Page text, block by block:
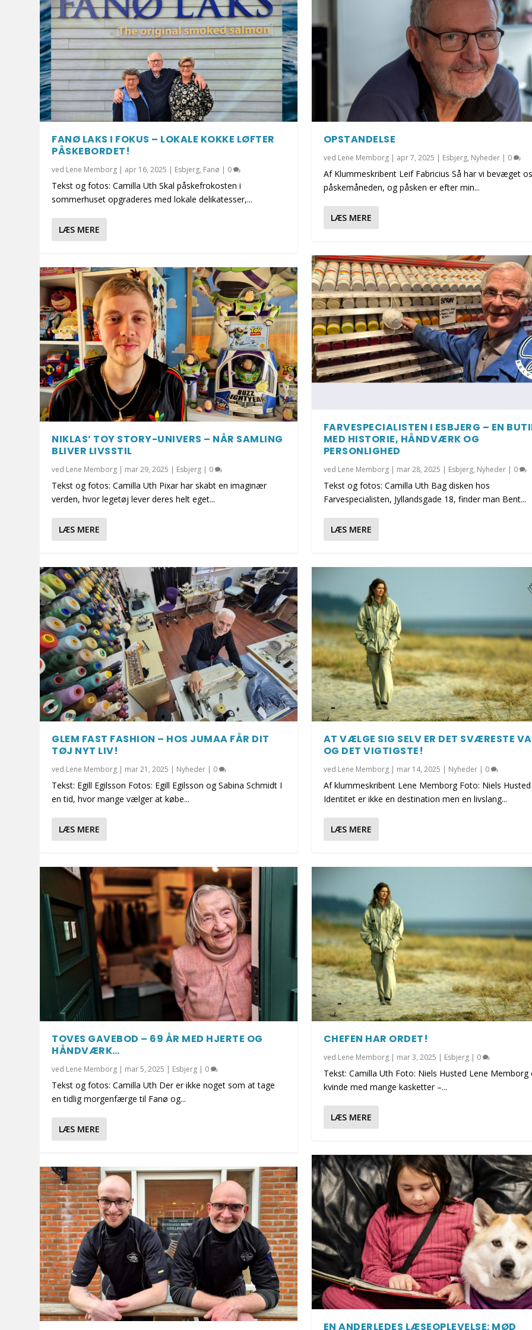
FANØ LAKS I FOKUS – LOKALE KOKKE LØFTER
PÅSKEBORDET!
ved Lene Memborg | apr 16, 2025 | Esbjerg, Fanø | 0
Tekst og fotos: Camilla Uth Skal påskefrokosten i
sommerhuset opgraderes med lokale delikatesser,...
LÆS MERE
NIKLAS’ TOY STORY-UNIVERS – NÅR SAMLING
BLIVER LIVSSTIL
ved Lene Memborg | mar 29, 2025 | Esbjerg | 0
Tekst og fotos: Camilla Uth Pixar har skabt en imaginær
verden, hvor legetøj lever deres helt eget...
LÆS MERE
GLEM FAST FASHION – HOS JUMAA FÅR DIT
TØJ NYT LIV!
ved Lene Memborg | mar 21, 2025 | Nyheder | 0
Tekst: Egill Egilsson Fotos: Egill Egilsson og Sabina Schmidt I
en tid, hvor mange vælger at købe...
LÆS MERE
TOVES GAVEBOD – 69 ÅR MED HJERTE OG
HÅNDVÆRK…
ved Lene Memborg | mar 5, 2025 | Esbjerg | 0
Tekst og fotos: Camilla Uth Der er ikke noget som at tage
en tidlig morgenfærge til Fanø og...
LÆS MERE
OPSTANDELSE
ved Lene Memborg| apr 7, 2025 | Esbjerg, Nyheder| 0
Af Klummeskribent Leif Fabricius Så har vi bevæget
påskemåneden, og påsken er efter min...
LÆS MERE
FARVESPECIALISTEN I ESBJERG – EN
MED HISTORIE, HÅNDVÆRK OG
PERSONLIGHED
ved Lene Memborg| mar 28, 2025 | Esbjerg, Nyheder| 0
Tekst og fotos: Camilla Uth Bag disken hos
Farvespecialisten, Jyllandsgade 18, finder man Bent...
LÆS MERE
AT VÆLGE SIG SELV ER DET SVÆRESTE
OG DET VIGTIGSTE!
ved Lene Memborg| mar 14, 2025 | Nyheder| 0
Af klummeskribent Lene Memborg Foto: Niels Husted
Identitet er ikke en destination men en livslang...
LÆS MERE
CHEFEN HAR ORDET!
ved Lene Memborg| mar 3, 2025 | Esbjerg| 0
Tekst: Camilla Uth Foto: Niels Husted Lene Memborg
kvinde med mange kasketter –...
LÆS MERE
EN ANDERLEDES LÆSEOPLEVELSE: MØD